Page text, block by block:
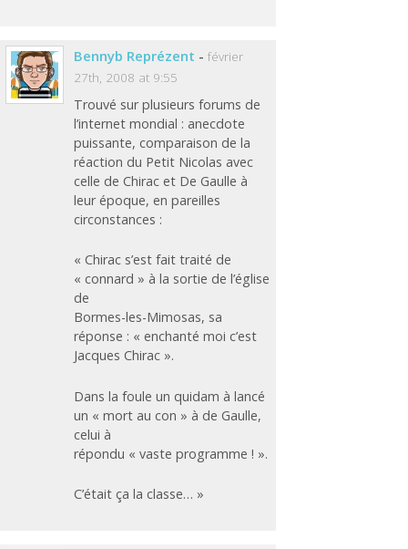
Bennyb Reprézent - février
27th, 2008 at 9:55
Trouvé sur plusieurs forums de
l’internet mondial : anecdote
puissante, comparaison de la
réaction du Petit Nicolas avec
celle de Chirac et De Gaulle à
leur époque, en pareilles
circonstances :
« Chirac s’est fait traité de
« connard » à la sortie de l’église
de
Bormes-les-Mimosas, sa
réponse : « enchanté moi c’est
Jacques Chirac ».
Dans la foule un quidam à lancé
un « mort au con » à de Gaulle,
celui à
répondu « vaste programme ! ».
C’était ça la classe… »